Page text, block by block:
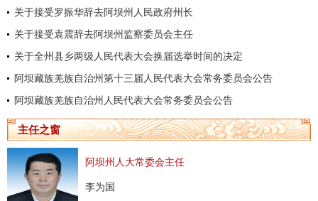
关于接受罗振华辞去阿坝州人民政府州长
关于接受袁震辞去阿坝州监察委员会主任
关于全州县乡两级人民代表大会换届选举时间的决定
阿坝藏族羌族自治州第十三届人民代表大会常务委员会公告
阿坝藏族羌族自治州人民代表大会常务委员会公告
主任之窗
阿坝州人大常委会主任
李为国